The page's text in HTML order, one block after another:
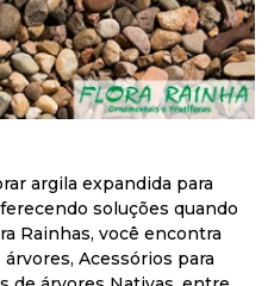
argila expandida para
soluções quando
Rainhas, você encontra
Acessórios para